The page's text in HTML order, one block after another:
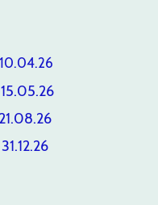
- 17.02.26